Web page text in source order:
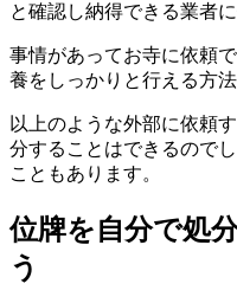
と確認し納得できる業者
事情があってお寺に依頼
養をしっかりと行える方
以上のような外部に依頼
分することはできるので
こともあります。
位牌を自分で処
う